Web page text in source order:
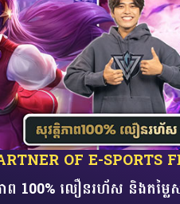
OF E-SPORTS
ព 100% លឿនរហ័ស​ និងតម្ល